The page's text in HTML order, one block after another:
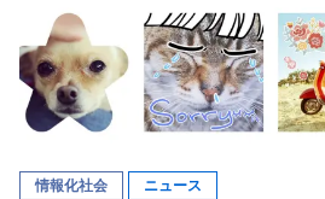
情報化社会 ニュース